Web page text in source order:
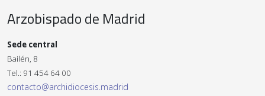
Arzobispado de Madrid
Sede central
Bailén, 8
Tel.: 91 454 64 00
contacto@archidiocesis.madrid